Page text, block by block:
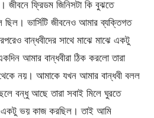
জীবনে ফ্রিডম জিনিসটা কি বুঝতে
ভার্সিটি জীবনেও আমার ব্যক্তিগত
বান্ধবীদের সাথে মাঝে মাঝে একটু
আমার বান্ধবীরা ঠিক করলো তারা
থেকে নয়। আমাকে যখন আমার বান্ধবী বলল
বন্ধু আছে তারা সবাই মিলে ঘুরতে
একটু ভয় কাজ করছিল। তাই আমি